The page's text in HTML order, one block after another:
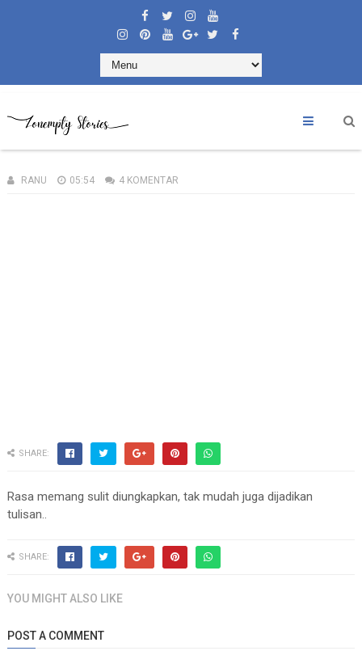
RANU 05:54 4 KOMENTAR
SHARE:
Rasa memang sulit diungkapkan, tak mudah juga dijadikan
tulisan..
SHARE:
YOU MIGHT ALSO LIKE
POST A COMMENT